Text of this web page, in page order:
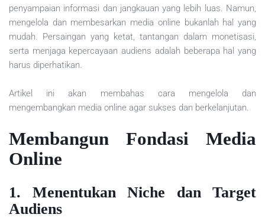
penyampaian informasi dan jangkauan yang lebih luas. Namun,
mengelola dan membesarkan media online bukanlah hal yang
mudah. Persaingan yang ketat, tantangan dalam monetisasi,
serta menjaga kepercayaan audiens adalah beberapa hal yang
harus diperhatikan.
Artikel ini akan membahas cara mengelola dan
mengembangkan media online agar sukses dan berkelanjutan.
Membangun Fondasi Media
Online
1. Menentukan Niche dan Target
Audiens